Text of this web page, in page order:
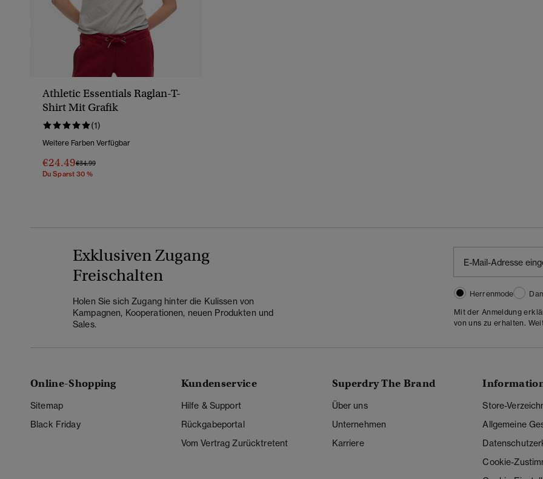
Athletic Essentials Raglan-T-
Shirt Mit Grafik
(1)
Weitere Farben Verfügbar
€24.49Preis Wurde Reduziert Von
€34.99Bis
Du Sparst 30 %
Exklusiven Zugang
Freischalten
Holen Sie sich Zugang hinter die Kulissen von
Kampagnen, Kooperationen, neuen Produkten und
Sales.
Herrenmode
Mit der Anmeldung
von uns zu erhalten.
Online-Shopping
Sitemap
Black Friday
Kundenservice
Hilfe & Support
Rückgabeportal
Vom Vertrag Zurücktretent
Superdry The Brand
Über uns
Unternehmen
Karriere
Store-
Allgemeine
Cookie-